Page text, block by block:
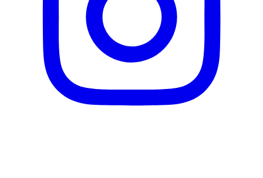
Beschreibung
E-Mail-Adresse (optional)